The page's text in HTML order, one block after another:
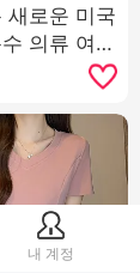
새로운 미국
의류 여자
드 레깅스
한 슬림 슬
지
내 계정